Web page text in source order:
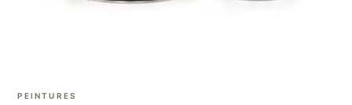
PEINTURES